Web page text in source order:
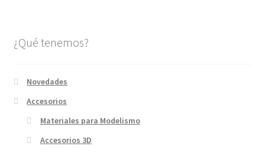
¿Qué tenemos?
Novedades
Accesorios
Materiales para Modelismo
Accesorios 3D